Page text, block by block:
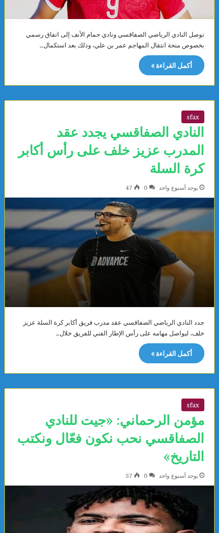
توصل النادي الرياضي الصفاقسي ونادي حمام الأنف إلى اتفاق رسمي
بخصوص منحة انتقال المهاجم عمر بن علي، وذلك بعد استكمال…
أكمل القراءة »
sfax
النادي الصفاقسي يجدد عقد
المدرب عزيز خلف على رأس أكابر
كرة السلة
يوجد أسبوع واحد 0
47
جدد النادي الرياضي الصفاقسي عقد مدرب فريق أكابر كرة السلة عزيز
خلف، ليواصل مهامه على رأس الإطار الفني للفريق خلال…
أكمل القراءة »
sfax
مؤمن الرحماني: «جيت للنادي
الصفاقسي نحب نكون فعّال ونكتب
التاريخ»
يوجد أسبوع واحد 0
57